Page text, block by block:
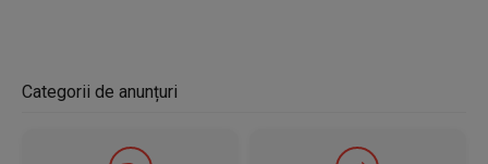
Categorii de anunțuri